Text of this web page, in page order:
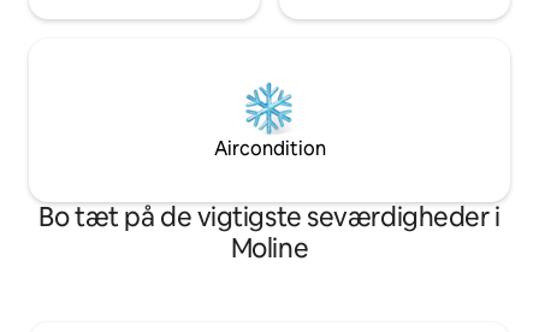
Aircondition
Bo tæt på de vigtigste seværdigheder i
Moline